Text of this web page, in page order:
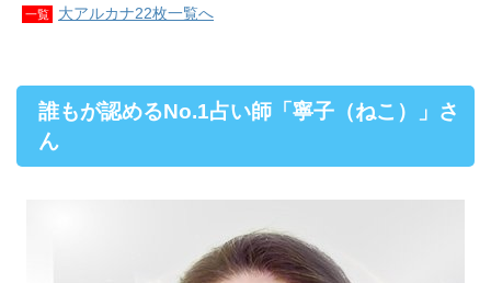
一覧 大アルカナ22枚一覧へ
誰もが認めるNo.1占い師「寧子（ねこ）」さ
ん